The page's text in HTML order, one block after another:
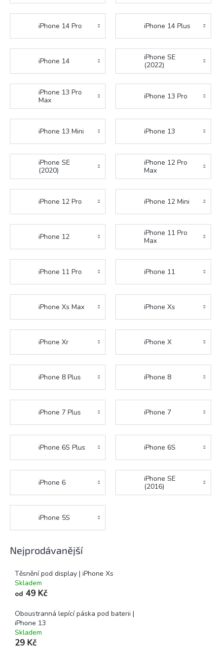
iPhone 14 Pro iPhone 14 Plus
iPhone 14
iPhone SE
(2022)
iPhone 13 Pro
Max
iPhone 13 Pro
iPhone 13 Mini iPhone 13
iPhone SE
(2020)
iPhone 12 Pro
Max
iPhone 12 Pro iPhone 12 Mini
iPhone 12
iPhone 11 Pro
Max
iPhone 11 Pro iPhone 11
iPhone Xs Max iPhone Xs
iPhone Xr iPhone X
iPhone 8 Plus iPhone 8
iPhone 7 Plus iPhone 7
iPhone 6S Plus iPhone 6S
iPhone 6
iPhone SE
(2016)
iPhone 5S
Nejprodávanější
Těsnění pod display | iPhone Xs
Skladem
od 49 Kč
Oboustranná lepící páska pod baterii |
iPhone 13
Skladem
29 Kč